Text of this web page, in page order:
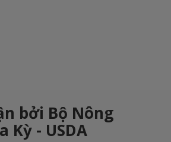
bởi Bộ Nông
Kỳ - USDA